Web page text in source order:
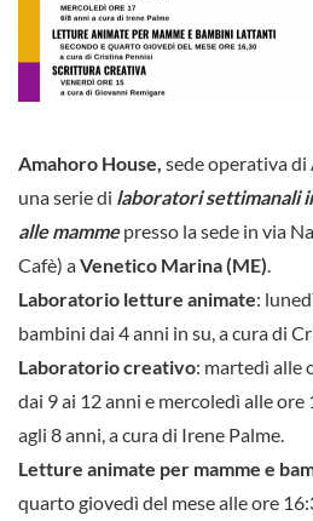
Amahoro House, sede operativa
una serie di laboratori settimanali
alle mammepresso la sede in via
Cafè) aVenetico Marina (ME)
Laboratorio letture animate:
bambini dai 4 anni in su, a cura di
Laboratorio creativo: martedì alle
dai 9 ai 12 anni e mercoledì alle
agli 8 anni, a cura di Irene Palme.
Letture animate per mamme e
quarto giovedì del mese alle ore